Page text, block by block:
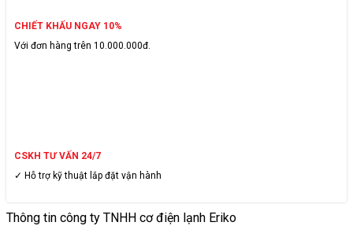
CHIẾT KHẤU NGAY 10%
Với đơn hàng trên 10.000.000đ.
CSKH TƯ VẤN 24/7
✓ Hỗ trợ kỹ thuật lắp đặt vận hành
Thông tin công ty TNHH cơ điện lạnh Eriko